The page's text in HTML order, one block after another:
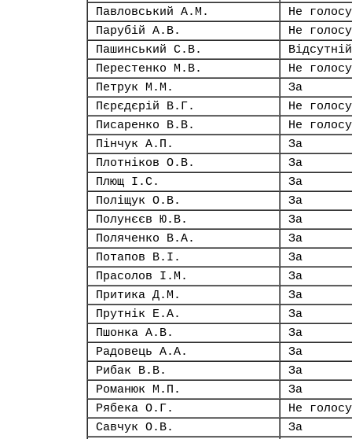
Павловський А.М.
Не
Парубій А.В.
Не
Пашинський С.В.
Відсутній
Перестенко М.В.
Не
Петрук М.М.
За
Пєрєдєрій В.Г.
Не
Писаренко В.В.
Не
Пінчук А.П.
За
Плотніков О.В.
За
Плющ І.С.
За
Поліщук О.В.
За
Полунєєв Ю.В.
За
Поляченко В.А.
За
Потапов В.І.
За
Прасолов І.М.
За
Притика Д.М.
За
Прутнік Е.А.
За
Пшонка А.В.
За
Радовець А.А.
За
Рибак В.В.
За
Романюк М.П.
За
Рябека О.Г.
Не
Савчук О.В.
За